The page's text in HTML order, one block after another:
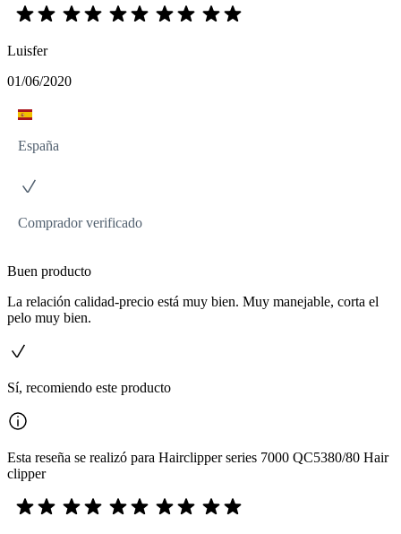
Luisfer
01/06/2020
España
Comprador verificado
Buen producto
La relación calidad-precio está muy bien. Muy manejable, corta el
pelo muy bien.
Sí, recomiendo este producto
Esta reseña se realizó para Hairclipper series 7000 QC5380/80 Hair
clipper